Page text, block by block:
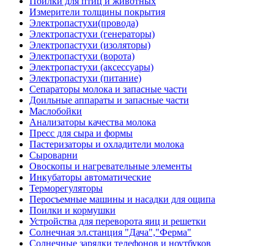
Измерители толщины покрытия
Электропастухи(провода)
Электропастухи (генераторы)
Электропастухи (изоляторы)
Электропастухи (ворота)
Электропастухи (аксессуары)
Электропастухи (питание)
Сепараторы молока и запасные части
Доильные аппараты и запасные части
Маслобойки
Анализаторы качества молока
Пресс для сыра и формы
Пастеризаторы и охладители молока
Сыроварни
Овоскопы и нагревательные элементы
Инкубаторы автоматические
Терморегуляторы
Перосъемные машины и насадки для ощипа
Поилки и кормушки
Устройства для переворота яиц и решетки
Солнечная эл.станция "Дача","Ферма"
Солнечные зарядки телефонов и ноутбуков